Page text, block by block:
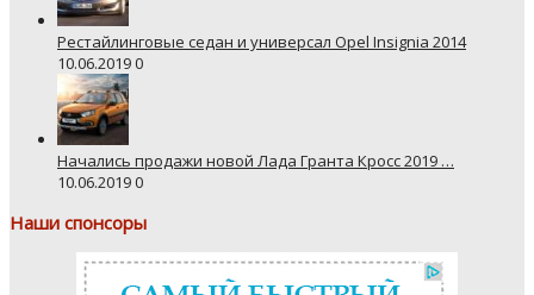
Рестайлинговые седан и универсал Opel Insignia 2014
10.06.20190
Начались продажи новой Лада Гранта Кросс 2019 …
10.06.20190
Наши спонсоры